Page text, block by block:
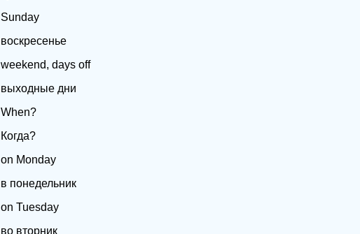
Sunday
воскресенье
weekend, days off
выходные дни
When?
Когда?
on Monday
в понедельник
on Tuesday
во вторник